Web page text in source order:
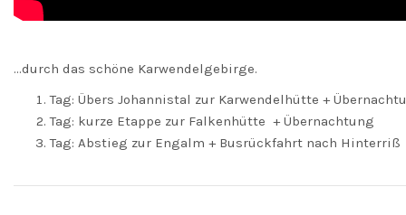
…durch das schöne Karwendelgebirge.
Tag: Übers Johannistal zur Karwendelhütte +
Tag: kurze Etappe zur Falkenhütte + Übernachtung
Tag: Abstieg zur Engalm + Busrückfahrt nach Hinterriß